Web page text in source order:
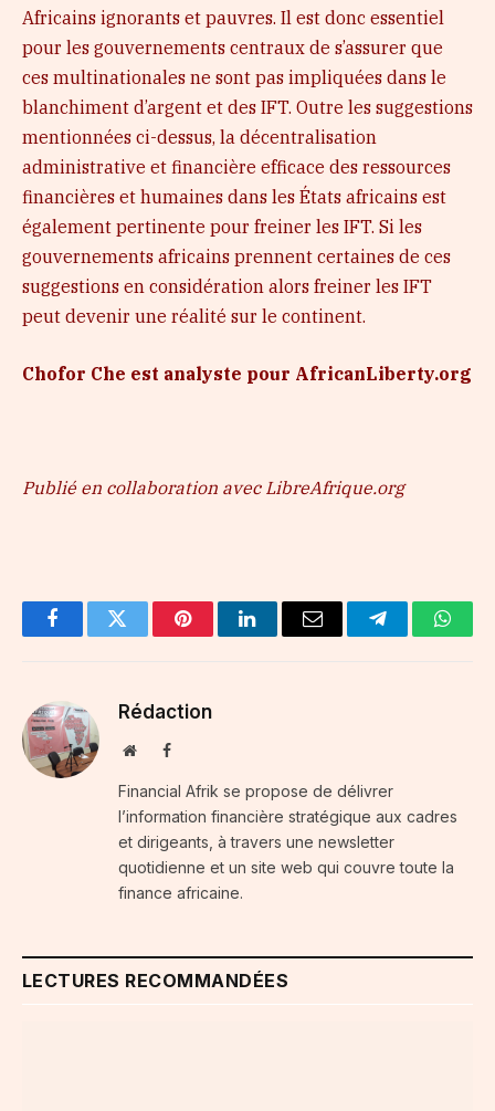
Africains ignorants et pauvres. Il est donc essentiel
pour les gouvernements centraux de s’assurer que
ces multinationales ne sont pas impliquées dans le
blanchiment d’argent et des IFT. Outre les suggestions
mentionnées ci-dessus, la décentralisation
administrative et financière efficace des ressources
financières et humaines dans les États africains est
également pertinente pour freiner les IFT. Si les
gouvernements africains prennent certaines de ces
suggestions en considération alors freiner les IFT
peut devenir une réalité sur le continent.
Chofor Che est analyste pour AfricanLiberty.org
Publié en collaboration avec LibreAfrique.org
FacebookTwitter PinterestLinkedInEmail Telegram
Rédaction
WebsiteFacebook
Financial Afrik se propose de délivrer
l’information financière stratégique aux cadres
et dirigeants, à travers une newsletter
quotidienne et un site web qui couvre toute la
finance africaine.
LECTURES RECOMMANDÉES